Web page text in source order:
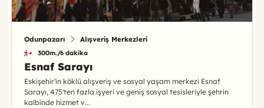
Odunpazarı Alışveriş Merkezleri
300m./6 dakika
Esnaf Sarayı
Eskişehir'in köklü alışveriş ve sosyal yaşam merkezi Esnaf
Sarayı, 475'ten fazla işyeri ve geniş sosyal tesisleriyle şehrin
kalbinde hizmet v...